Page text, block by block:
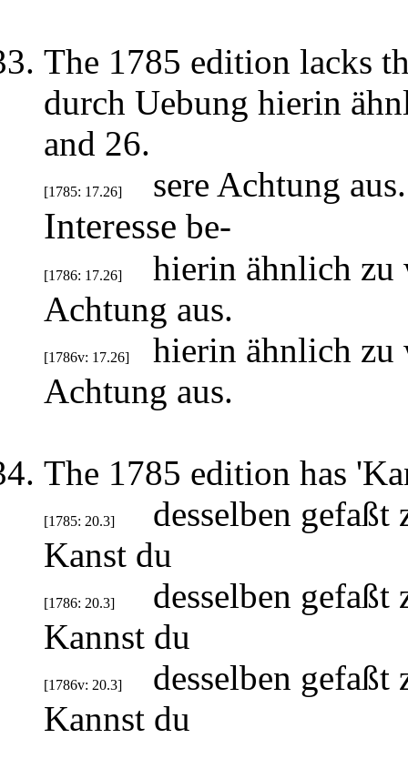
The 1785 edition lacks
durch Uebung hierin
and 26.
[1785: 17.26] sere Achtung
Interesse be-
[1786: 17.26]
hierin ähnlich zu
Achtung aus.
[1786v: 17.26]
hierin ähnlich zu
Achtung aus.
The 1785 edition has
[1785: 20.3]
desselben
Kanst du
[1786: 20.3]
desselben
Kannst du
[1786v: 20.3]
desselben
Kannst du